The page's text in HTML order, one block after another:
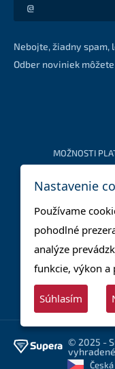
Akcie a zľavy na váš
Nebojte, žiadny
Odber noviniek
MOŽNOSTI
© 2025 -
Nastavenie
Používame
pohodlné
analýze
funkcie, výkon a
Súhlasím